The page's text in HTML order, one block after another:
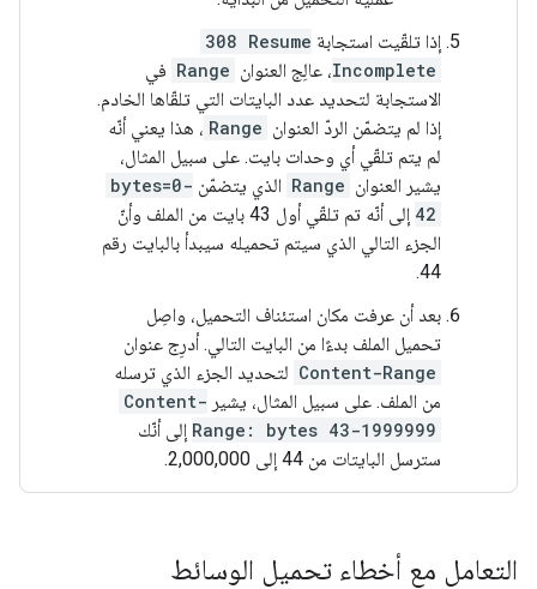
إذا تلقّيت استجابة 308 Resume
Incomplete، عالِج العنوان Range في
الاستجابة لتحديد عدد البايتات التي تلقّاها الخادم.
إذا لم يتضمّن الردّ العنوان Range ، هذا يعني أنّه
لم يتم تلقّي أي وحدات بايت. على سبيل المثال،
يشير العنوان Range الذي يتضمّن bytes=0-
42
إلى أنّه تم تلقّي أول 43 بايت من الملف وأنّ
الجزء التالي الذي سيتم تحميله سيبدأ بالبايت رقم
44.
بعد أن عرفت مكان استئناف التحميل، واصِل
تحميل الملف بدءًا من البايت التالي. أدرِج عنوان
Content-Range لتحديد الجزء الذي ترسله
من الملف. على سبيل المثال، يشير Content-
Range: bytes 43-1999999 إلى أنّك
سترسل البايتات من 44 إلى 2,000,000.
التعامل مع أخطاء تحميل الوسائط